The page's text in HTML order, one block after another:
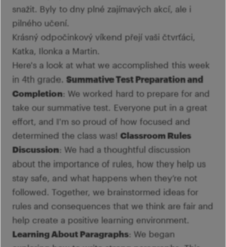
snažit. Byly to dny plné zajímavých akcí, ale i
pilného učení.
Krásný odpočinkový víkend přejí vaši čtvrťáci,
Katka, Ilonka a Martin.
Here's a look at what we accomplished this week
in 4th grade. Summative Test Preparation and
Completion: We worked hard to prepare for and
take our summative test. Everyone put in a great
effort, and I'm so proud of how focused and
determined the class was! Classroom Rules
Discussion: We had a thoughtful discussion
about the importance of rules, how they help us
stay safe, and what happens when they’re not
followed. Together, we brainstormed ideas for
rules and consequences that we think are fair and
help create a positive learning environment.
Learning About Paragraphs: We began